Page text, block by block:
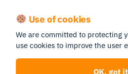
Lors de la conception d’une
chercheurs doivent
collecte des données, la taille
critères d’analyse des données.
Use of cookies
We are committed to protecting
use cookies to improve the user
OK, got it